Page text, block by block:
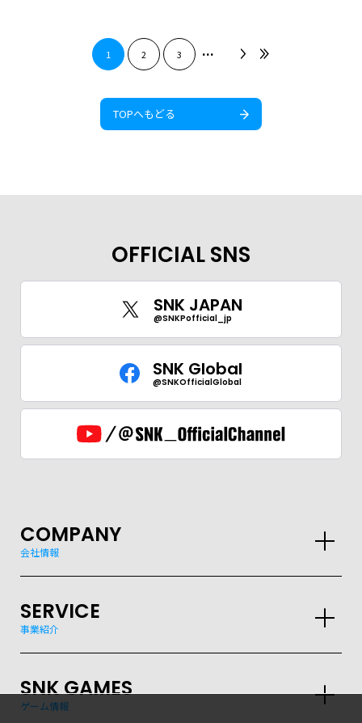
1 2 3 ...
TOPへもどる
OFFICIAL SNS
SNK JAPAN
@SNKPofficial_jp
SNK Global
@SNKOfficialGlobal
COMPANY
会社情報
SERVICE
事業紹介
SNK GAMES
ゲーム情報